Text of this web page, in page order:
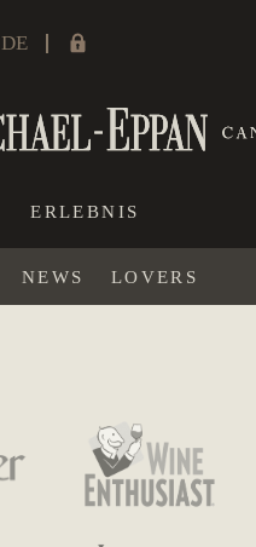
DE
ERLEBNIS
NEWS LOVERS